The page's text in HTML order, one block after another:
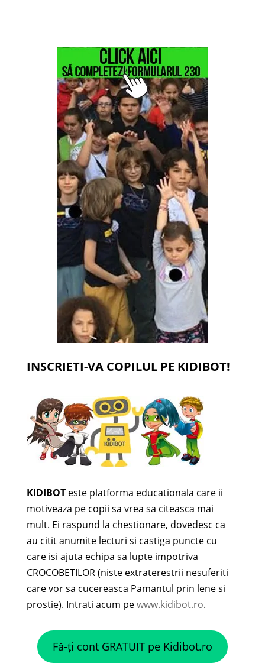
INSCRIETI-VA COPILUL PE KIDIBOT!
KIDIBOTeste platforma educationala care ii
motiveaza pe copii sa vrea sa citeasca mai
mult. Ei raspund la chestionare, dovedesc ca
au citit anumite lecturi si castiga puncte cu
care isi ajuta echipa sa lupte impotriva
CROCOBETILOR (niste extraterestrii nesuferiti
care vor sa cucereasca Pamantul prin lene si
prostie). Intrati acum pewww.kidibot.ro.
Fă-ți cont GRATUIT pe Kidibot.ro